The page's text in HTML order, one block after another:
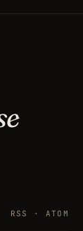
RSS · ATOM